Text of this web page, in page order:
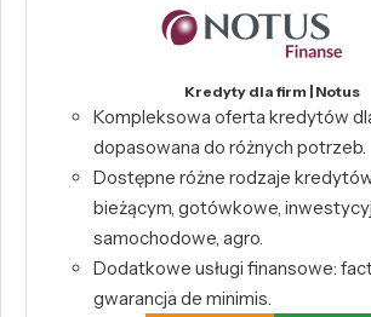
Kredyty dla firm | Notus
Kompleksowa oferta kredytów
dopasowana do różnych potrzeb.
Dostępne różne rodzaje
bieżącym, gotówkowe,
samochodowe, agro.
Dodatkowe usługi finansowe:
gwarancja de minimis.